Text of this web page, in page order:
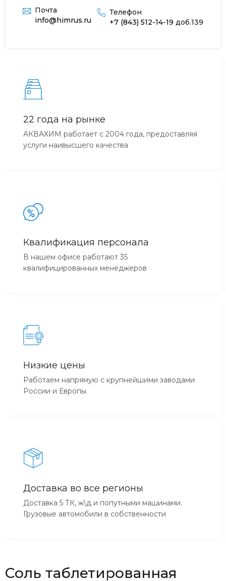
Почта
info@himrus.ru
Телефон
+7 (843) 512-14-19 доб.139
22 года на рынке
АКВАХИМ работает с 2004 года, предоставляя
услуги наивысшего качества
Квалификация персонала
В нашем офисе работают 35
квалифицированных менеджеров
Низкие цены
Работаем напрямую с крупнейшими заводами
России и Европы
Доставка во все регионы
Доставка 5 ТК, ж\д и попутными машинами.
Грузовые автомобили в собственности
Соль таблетированная